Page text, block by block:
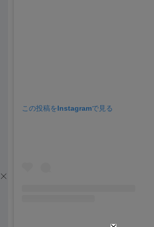
この投稿をInstagramで見る